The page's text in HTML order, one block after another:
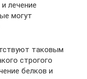
лечение
могут
таковым
строгого
белков и